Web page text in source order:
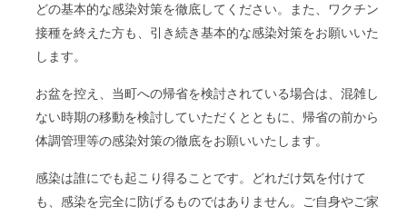
どの基本的な感染対策を徹底してください。また、ワクチン
接種を終えた方も、引き続き基本的な感染対策をお願いいた
します。
お盆を控え、当町への帰省を検討されている場合は、混雑し
ない時期の移動を検討していただくとともに、帰省の前から
体調管理等の感染対策の徹底をお願いいたします。
感染は誰にでも起こり得ることです。どれだけ気を付けて
も、感染を完全に防げるものではありません。ご自身やご家